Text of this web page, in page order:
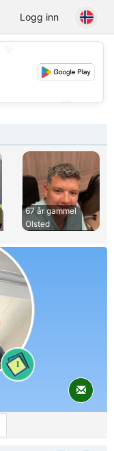
Logg inn
💕
67 år gammel
Olsted
1